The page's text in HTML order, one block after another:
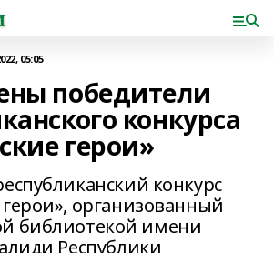
05:05
победители
конкурса
герои»
конкурс
организованный
библиотекой имени
Республики